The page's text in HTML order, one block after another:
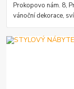
Prokopovo nám. 8,
vánoční dekorace,